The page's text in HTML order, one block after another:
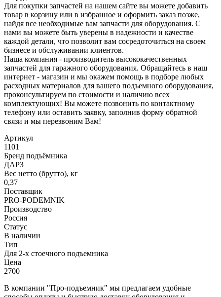
Для покупки запчастей на нашем сайте вы можете добавить
товар в корзину или в избранное и оформить заказ позже,
найдя все необходимые вам запчасти для оборудования. С
нами вы можете быть уверены в надежности и качестве
каждой детали, что позволит вам сосредоточиться на своем
бизнесе и обслуживании клиентов.
Наша компания - производитель высококачественных
запчастей для гаражного оборудования. Обращайтесь в наш
интернет - магазин и мы окажем помощь в подборе любых
расходных материалов для вашего подъемного оборудования,
проконсультируем по стоимости и наличию всех
комплектующих! Вы можете позвонить по контактному
телефону или оставить заявку, заполнив форму обратной
связи и мы перезвоним Вам!
Артикул
1101
Бренд подъёмника
ДАРЗ
Вес нетто (брутто), кг
0,37
Поставщик
PRO-PODEMNIK
Производство
Россия
Статус
В наличии
Тип
Для 2-х стоечного подъемника
Цена
2700
В компании "Про-подъемник" мы предлагаем удобные